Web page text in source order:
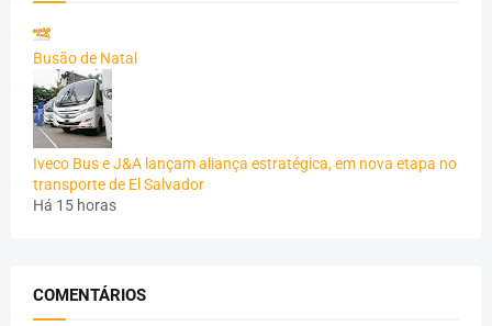
Busão de Natal
Iveco Bus e J&A lançam aliança estratégica, em nova etapa no
transporte de El Salvador
Há 15 horas
COMENTÁRIOS